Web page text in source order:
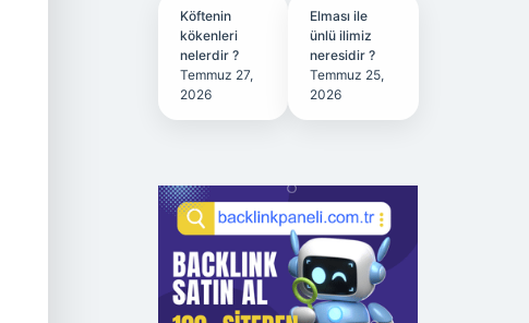
Köftenin
kökenleri
nelerdir ?
Temmuz 27,
2026
Elması ile
ünlü ilimiz
neresidir ?
Temmuz 25,
2026